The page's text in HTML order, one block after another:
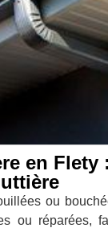
en Flety
ou
ou réparées,